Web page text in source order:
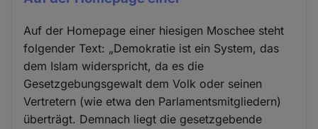
Auf der Homepage einer hiesigen Moschee steht
folgender Text: „Demokratie ist ein System, das
dem Islam widerspricht, da es die
Gesetzgebungsgewalt dem Volk oder seinen
Vertretern (wie etwa den Parlamentsmitgliedern)
überträgt. Demnach liegt die gesetzgebende